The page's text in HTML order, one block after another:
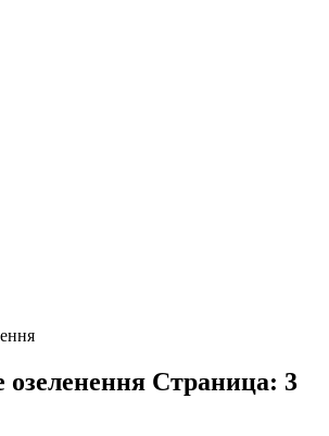
озеленення Страница: 3